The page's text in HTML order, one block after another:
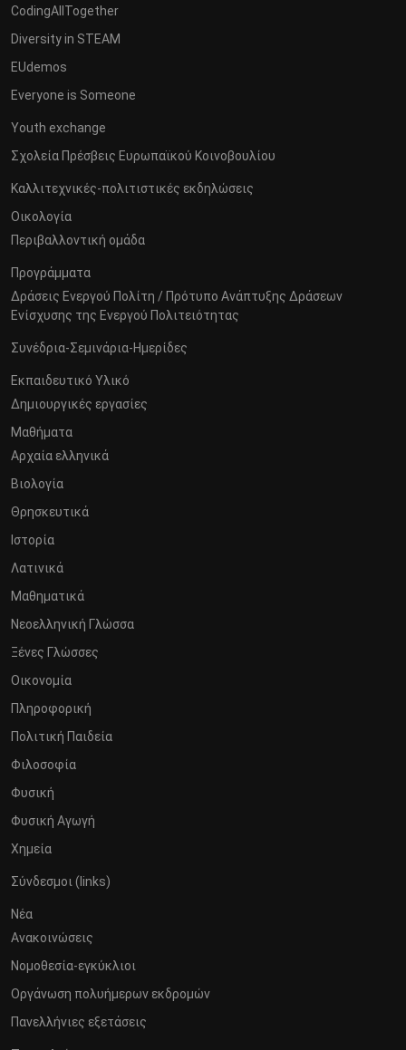
CodingAllTogether
Diversity in STEAM
EUdemos
Everyone is Someone
Youth exchange
Σχολεία Πρέσβεις Ευρωπαϊκού Κοινοβουλίου
Καλλιτεχνικές-πολιτιστικές εκδηλώσεις
Οικολογία
Περιβαλλοντική ομάδα
Προγράμματα
Δράσεις Ενεργού Πολίτη / Πρότυπο Ανάπτυξης Δράσεων
Ενίσχυσης της Ενεργού Πολιτειότητας
Συνέδρια-Σεμινάρια-Ημερίδες
Εκπαιδευτικό Υλικό
Δημιουργικές εργασίες
Μαθήματα
Αρχαία ελληνικά
Βιολογία
Θρησκευτικά
Ιστορία
Λατινικά
Μαθηματικά
Νεοελληνική Γλώσσα
Ξένες Γλώσσες
Οικονομία
Πληροφορική
Πολιτική Παιδεία
Φιλοσοφία
Φυσική
Φυσική Αγωγή
Χημεία
Σύνδεσμοι (links)
Νέα
Ανακοινώσεις
Νομοθεσία-εγκύκλιοι
Οργάνωση πολυήμερων εκδρομών
Πανελλήνιες εξετάσεις